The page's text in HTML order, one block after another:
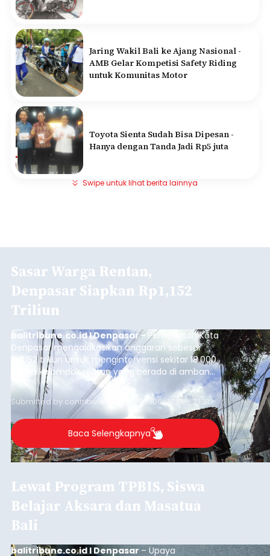
Jaring Wakil Bali ke Ajang Nasional -
AMB Gelar Kompetisi Safety Riding
untuk Komunitas Motor
Toyota Sienta Sudah Bisa Dipesan -
Hanya dengan Tanda Jadi Rp5 juta
Swipe untuk lihat berita lainnya
Sasar Warga Rentan,
Denpasar Siapkan Rp1,152
Triliun
balitribune.co.id I Denpasar - Pemerintah Kota
Denpasar mengalokasikan anggaran sebesar
Rp1,152 triliun untuk mengintervensi sekitar 18.000
warga kelompok rentan yang berada di ambang
garis kemiskinan. Langkah strategis ini diambil
guna menjaga masyarakat yang berada pada
kelompok desil 5 dan 6 tersebut agar tidak
merosot ke kategori miskin.
Submitted by contributor Thu, 08/06/2026 - 21:31
Baca Selengkapnya
Lewat Program TPBIS, Siswa
Belajar Aksara dan Masatua
Bali
balitribune.co.id I Denpasar – Upaya